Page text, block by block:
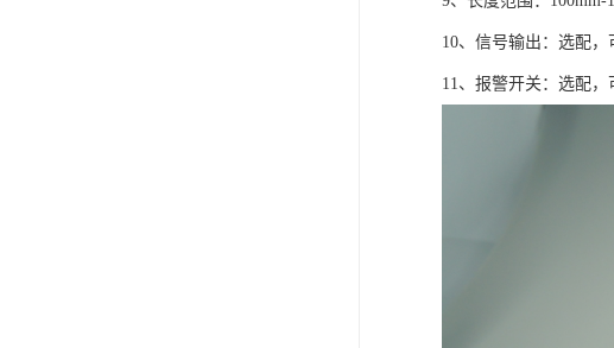
10、信号输出：选配，
11、报警开关：选配，